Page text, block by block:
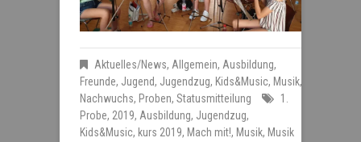
Aktuelles/News, Allgemein, Ausbildung,
Freunde, Jugend, Jugendzug, Kids&Music, Musik,
Nachwuchs, Proben, Statusmitteilung
1.
Probe, 2019, Ausbildung, Jugendzug,
Kids&Music, kurs 2019, Mach mit!, Musik, Musik